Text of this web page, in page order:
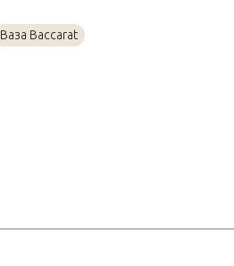
22см
Ваза Baccarat